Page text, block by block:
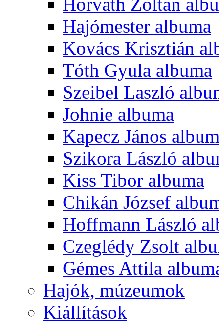
Hajómester albuma
Kovács Krisztián
Tóth Gyula albuma
Szeibel Laszló
Johnie albuma
Kapecz János
Szikora László
Kiss Tibor albuma
Chikán József
Hoffmann László
Czeglédy Zsolt
Gémes Attila
Hajók, múzeumok
Kiállítások